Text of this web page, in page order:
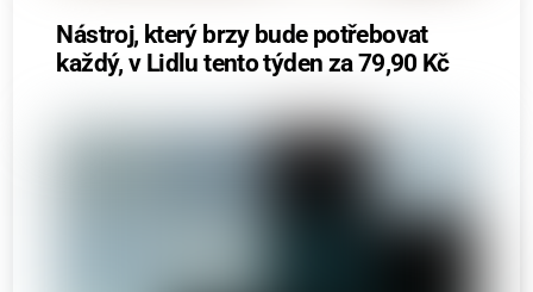
Nástroj, který brzy bude potřebovat
každý, v Lidlu tento týden za 79,90 Kč